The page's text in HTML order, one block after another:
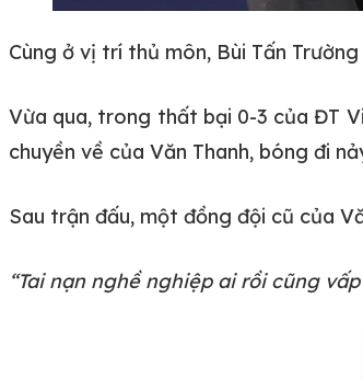
Cùng ở vị trí thủ môn, Bùi Tấn
Vừa qua, trong thất bại 0-3 của ĐT
chuyền về của Văn Thanh, bóng đi
Sau trận đấu, một đồng đội cũ của
“Tai nạn nghề nghiệp ai rồi cũng